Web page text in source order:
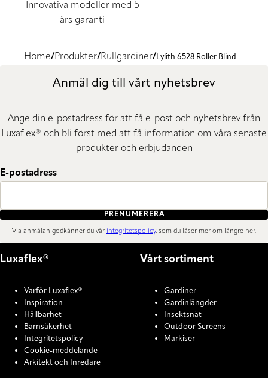
Innovativa modeller med 5
års garanti
Home Produkter Rullgardiner Lylith 6528 Roller Blind
Anmäl dig till vårt nyhetsbrev
Ange din e-postadress för att få e-post och nyhetsbrev från
Luxaflex® och bli först med att få information om våra senaste
produkter och erbjudanden
E-postadress
PRENUMERERA
Via anmälan godkänner du vår integritetspolicy, som du läser mer om längre ner.
Luxaflex®
Varför Luxaflex®
Inspiration
Hållbarhet
Barnsäkerhet
Integritetspolicy
Cookie-meddelande
Arkitekt och Inredare
Vårt sortiment
Gardiner
Gardinlängder
Insektsnät
Outdoor Screens
Markiser